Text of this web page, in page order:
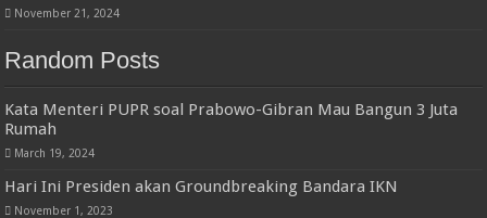
November 21, 2024
Random Posts
Kata Menteri PUPR soal Prabowo-Gibran Mau Bangun 3 Juta
Rumah
March 19, 2024
Hari Ini Presiden akan Groundbreaking Bandara IKN
November 1, 2023